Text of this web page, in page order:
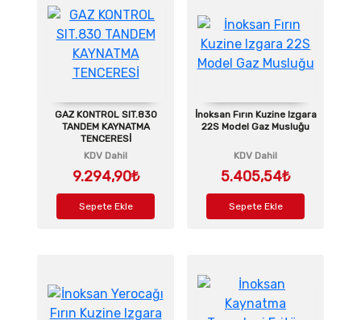
GAZ KONTROL SIT.830
TANDEM KAYNATMA
TENCERESİ
KDV Dahil
9.294,90₺
Sepete Ekle
İnoksan Fırın Kuzine Izgara
22S Model Gaz Musluğu
KDV Dahil
5.405,54₺
Sepete Ekle